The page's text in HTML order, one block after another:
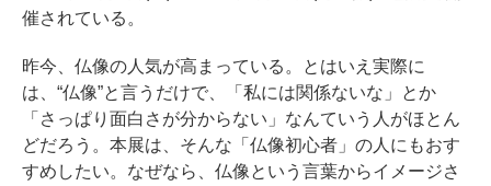
催されている。
昨今、仏像の人気が高まっている。とはいえ実際に
は、“仏像”と言うだけで、「私には関係ないな」とか
「さっぱり面白さが分からない」なんていう人がほとん
どだろう。本展は、そんな「仏像初心者」の人にもおす
すめしたい。なぜなら、仏像という言葉からイメージさ